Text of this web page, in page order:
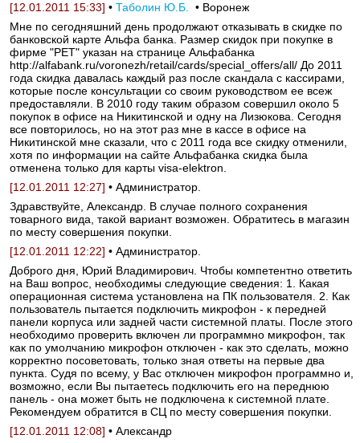
[12.01.2011 15:33] • Таболин Ю.Б.
• Воронеж
Мне по сегодняшний день продолжают отказывать в скидке по
банковской карте Альфа банка. Размер скидок при покупке в
фирме "РЕТ" указан на странице Альфабанка
http://alfabank.ru/voronezh/retail/cards/special_offers/all/ До 2011
года скидка давалась каждый раз после скандала с кассирами,
которые после консультации со своим руководством ее всеж
предоставляли. В 2010 году таким образом совершил около 5
покупок в офисе на Никитинской и одну на Лизюкова. Сегодня
все повторилось, но на этот раз мне в кассе в офисе на
Никитинской мне сказали, что с 2011 года все скидку отменили,
хотя по информации на сайте Альфабанка скидка была
отменена только для карты visa-elektron.
[12.01.2011 12:27] • Администратор.
Здравствуйте, Александр. В случае полного сохранения
товарного вида, такой вариант возможен. Обратитесь в магазин
по месту совершения покупки.
[12.01.2011 12:22] • Администратор.
Доброго дня, Юрий Владимирович. Чтобы компетентно ответить
на Ваш вопрос, необходимы следующие сведения: 1. Какая
операционная система установлена на ПК пользователя. 2. Как
пользователь пытается подключить микрофон - к передней
панели корпуса или задней части системной платы. После этого
необходимо проверить включен ли программно микрофон, так
как по умолчанию микрофон отключен - как это сделать, можно
корректно посоветовать, только зная ответы на первые два
пункта. Судя по всему, у Вас отключен микрофон программно и,
возможно, если Вы пытаетесь подключить его на переднюю
панель - она может быть не подключена к системной плате.
Рекомендуем обратится в СЦ по месту совершения покупки.
[12.01.2011 12:08] • Александр